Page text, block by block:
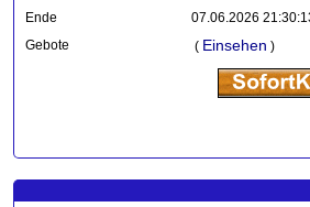
Ende
07.06.2026
Gebote
( Einsehen )